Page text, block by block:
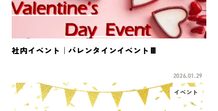
社内イベント｜バレンタインイベント🍫
2026.01.29
イベント